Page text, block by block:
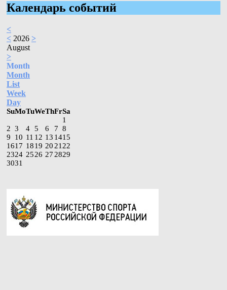
Календарь событий
<
< 2026 >
August
>
Month
Month
List
Week
Day
SuMoTuWeThFrSa
1
2 3 4 5 6 7 8
9
10 11 12 13 1415
1617 1819 20 21 22
2324 2526 27 2829
3031